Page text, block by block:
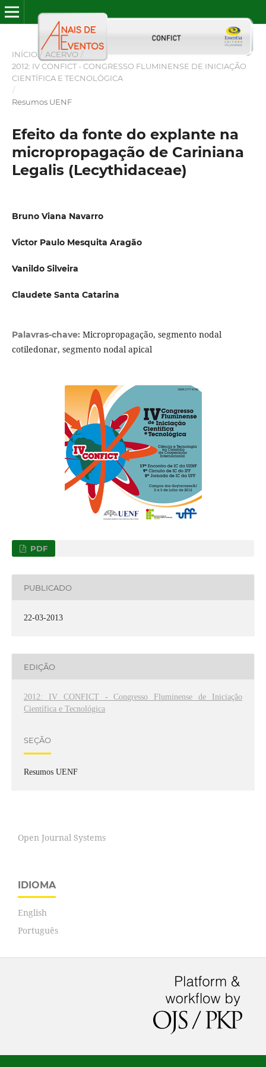
INÍCIO / ACERVO /
2012: IV CONFICT - CONGRESSO FLUMINENSE DE INICIAÇÃO
CIENTÍFICA E TECNOLÓGICA
/
Resumos UENF
Efeito da fonte do explante na
micropropagação de Cariniana
Legalis (Lecythidaceae)
Bruno Viana Navarro
Victor Paulo Mesquita Aragão
Vanildo Silveira
Claudete Santa Catarina
Palavras-chave: Micropropagação, segmento nodal
cotiledonar, segmento nodal apical
PDF
PUBLICADO
22-03-2013
EDIÇÃO
2012: IV CONFICT - Congresso Fluminense de Iniciação
Científica e Tecnológica
SEÇÃO
Resumos UENF
Open Journal Systems
IDIOMA
English
Português